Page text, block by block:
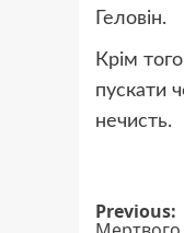
Геловін.
Крім
пускати
нечисть.
Post
Previous: